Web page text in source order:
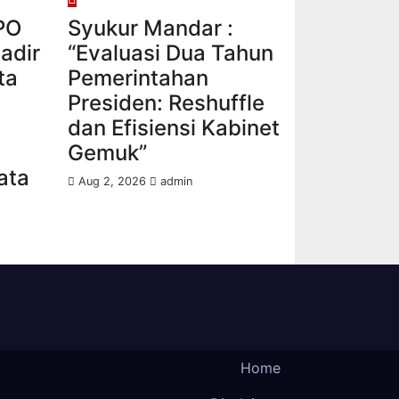
Syukur Mandar :
“Evaluasi Dua Tahun
Pemerintahan
Presiden: Reshuffle
dan Efisiensi Kabinet
Gemuk”
Aug 2, 2026 admin
Home